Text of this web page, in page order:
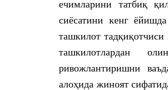
ечимларини татбиқ
сиёсатини кенг
ташкилот
ташкилотлардан
ривожлантиришни
алоҳида жиноят